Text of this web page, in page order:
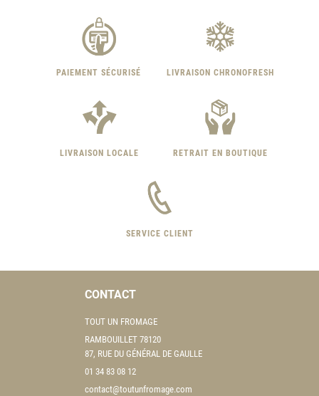
PAIEMENT SÉCURISÉ LIVRAISON CHRONOFRESH
LIVRAISON LOCALE RETRAIT EN BOUTIQUE
SERVICE CLIENT
CONTACT
TOUT UN FROMAGE
RAMBOUILLET 78120
87, RUE DU GÉNÉRAL DE GAULLE
01 34 83 08 12
contact@toutunfromage.com